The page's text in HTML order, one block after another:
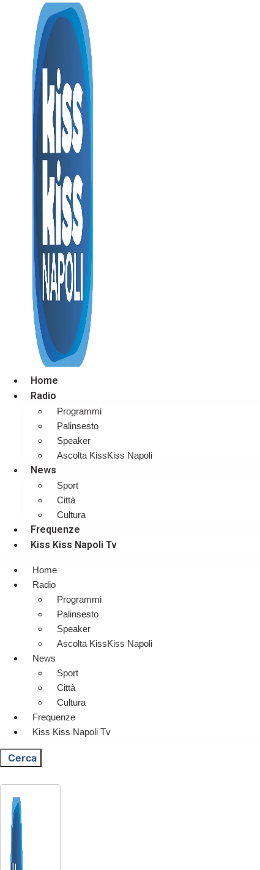
Home
Radio
Programmi
Palinsesto
Speaker
Ascolta KissKiss Napoli
News
Sport
Città
Cultura
Frequenze
Kiss Kiss Napoli Tv
Home
Radio
Programmi
Palinsesto
Speaker
Ascolta KissKiss Napoli
News
Sport
Città
Cultura
Frequenze
Kiss Kiss Napoli Tv
Cerca